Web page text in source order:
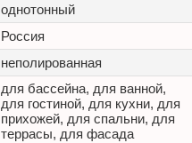
однотонный
Россия
неполированная
для бассейна, для ванной,
для гостиной, для кухни, для
прихожей, для спальни, для
террасы, для фасада